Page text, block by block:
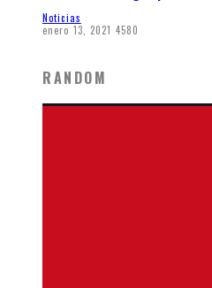
Noticias
enero 13, 2021 4580
RANDOM